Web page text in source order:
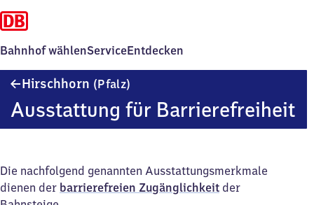
Bahnhof wählenServiceEntdecken
Hirschhorn (Pfalz)
Ausstattung für Barrierefreiheit
Die nachfolgend genannten Ausstattungsmerkmale
dienen der barrierefreien Zugänglichkeit der